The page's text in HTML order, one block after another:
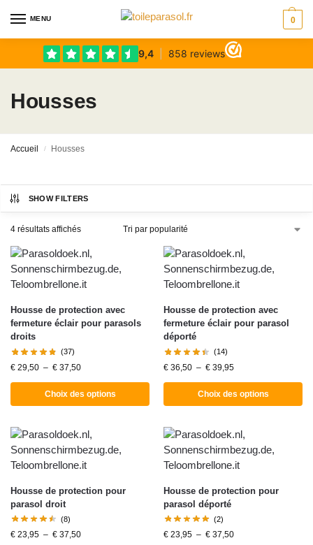
MENU 0
Housses
Accueil / Housses
SHOW FILTERS
4 résultats affichés
Housse de protection avec
fermeture éclair pour parasols
droits
(37)
€ 29,50 – € 37,50
Choix des options
Housse de protection avec
fermeture éclair pour parasol
déporté
(14)
€ 36,50 – € 39,95
Choix des options
Housse de protection pour
parasol droit
(8)
€ 23,95 – € 37,50
Housse de protection pour
parasol déporté
(2)
€ 23,95 – € 37,50